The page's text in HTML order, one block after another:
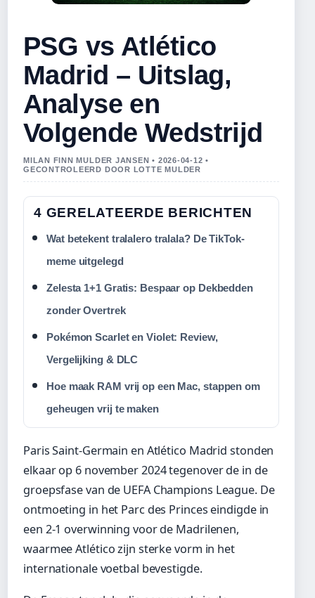
PSG vs Atlético
Madrid – Uitslag,
Analyse en
Volgende Wedstrijd
MILAN FINN MULDER JANSEN • 2026-04-12 •
GECONTROLEERD DOOR LOTTE MULDER
4 GERELATEERDE BERICHTEN
Wat betekent tralalero tralala? De TikTok-
meme uitgelegd
Zelesta 1+1 Gratis: Bespaar op Dekbedden
zonder Overtrek
Pokémon Scarlet en Violet: Review,
Vergelijking & DLC
Hoe maak RAM vrij op een Mac, stappen om
geheugen vrij te maken
Paris Saint-Germain en Atlético Madrid stonden
elkaar op 6 november 2024 tegenover de in de
groepsfase van de UEFA Champions League. De
ontmoeting in het Parc des Princes eindigde in
een 2-1 overwinning voor de Madrilenen,
waarmee Atlético zijn sterke vorm in het
internationale voetbal bevestigde.